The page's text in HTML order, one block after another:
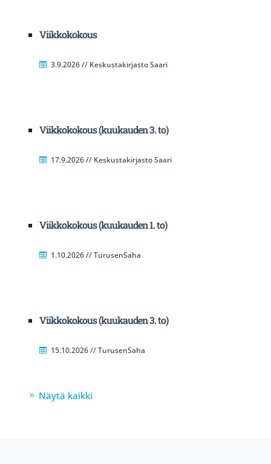
Viikkokokous
3.9.2026 // Keskustakirjasto Saari
Viikkokokous (kuukauden 3. to)
17.9.2026 // Keskustakirjasto Saari
Viikkokokous (kuukauden 1. to)
1.10.2026 // TurusenSaha
Viikkokokous (kuukauden 3. to)
15.10.2026 // TurusenSaha
Näytä kaikki